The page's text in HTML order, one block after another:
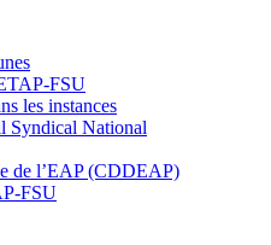
FSU
les instances
Syndical National
de l’EAP (CDDEAP)
FSU